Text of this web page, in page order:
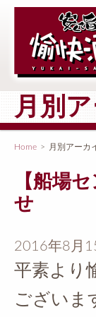
月別
Home > 月別アーカ
【船場
せ
2016年8月
平素より
ございま